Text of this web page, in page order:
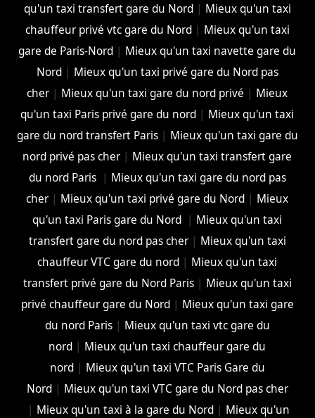
qu'un taxi transfert gare du Nord| Mieux qu'un taxi
chauffeur privé vtc gare du Nord| Mieux qu'un taxi
gare de Paris-Nord | Mieux qu'un taxi navette gare du
Nord| Mieux qu'un taxi privé gare du Nord pas
cher | Mieux qu'un taxi gare du nord privé | Mieux
qu'un taxi Paris privé gare du nord | Mieux qu'un taxi
gare du nord transfert Paris| Mieux qu'un taxi gare du
nord privé pas cher | Mieux qu'un taxi transfert gare
du nord Paris | Mieux qu'un taxi gare du nord pas
cher | Mieux qu'un taxi privé gare du Nord | Mieux
qu'un taxi Paris gare du Nord | Mieux qu'un taxi
transfert gare du nord pas cher| Mieux qu'un taxi
chauffeur VTC gare du nord | Mieux qu'un taxi
transfert privé gare du Nord Paris| Mieux qu'un taxi
privé chauffeur gare du Nord| Mieux qu'un taxi gare
du nord Paris| Mieux qu'un taxi vtc gare du
nord | Mieux qu'un taxi chauffeur gare du
nord| Mieux qu'un taxi VTC Paris Gare du
Nord| Mieux qu'un taxi VTC gare du Nord pas cher
| Mieux qu'un taxi à la gare du Nord | Mieux qu'un